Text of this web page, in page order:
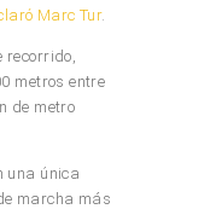
Marc Tur.
metros entre
de metro
una única
marcha más